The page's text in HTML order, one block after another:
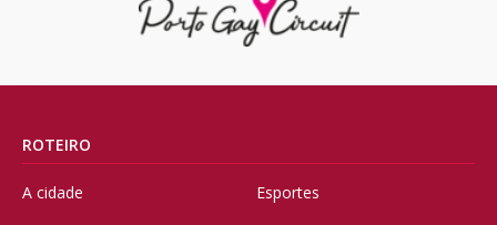
ROTEIRO
A cidade Esportes